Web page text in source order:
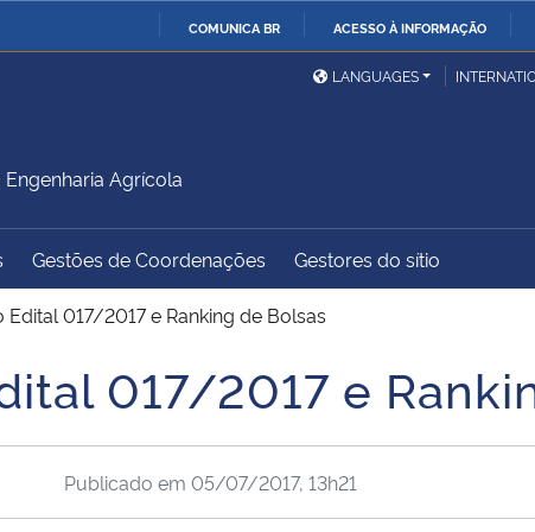
COMUNICA BR ACESSO À INFORMAÇÃO
Ministério da Defesa
Ministério das Relações
Exteriores
Ministério do
Desenvolvimento Regional
Controladoria-Geral da
União
Advocacia-Geral da União Banco Central do Brasil
LANGUAGES
Agrícola
Gestões de Coordenações Gestores do sítio
Edital 017/2017 e Ranking de Bolsas
017/2017 e
Publicado em 05/07/2017, 13h21